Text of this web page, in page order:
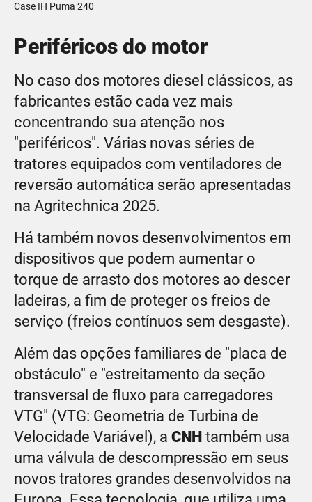
Case IH Puma 240
Periféricos do motor
No caso dos motores diesel clássicos, as
fabricantes estão cada vez mais
concentrando sua atenção nos
"periféricos". Várias novas séries de
tratores equipados com ventiladores de
reversão automática serão apresentadas
na Agritechnica 2025.
Há também novos desenvolvimentos em
dispositivos que podem aumentar o
torque de arrasto dos motores ao descer
ladeiras, a fim de proteger os freios de
serviço (freios contínuos sem desgaste).
Além das opções familiares de "placa de
obstáculo" e "estreitamento da seção
transversal de fluxo para carregadores
VTG" (VTG: Geometria de Turbina de
Velocidade Variável), a CNH também usa
uma válvula de descompressão em seus
novos tratores grandes desenvolvidos na